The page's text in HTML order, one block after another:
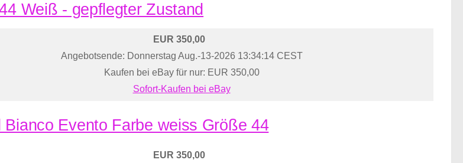
Weiß - gepflegter Zustand
EUR 350,00
Angebotsende: Donnerstag Aug.-13-2026 13:34:14 CEST
Kaufen bei eBay für nur: EUR 350,00
Sofort-Kaufen bei eBay
Bianco Evento Farbe weiss Größe 44
EUR 350,00